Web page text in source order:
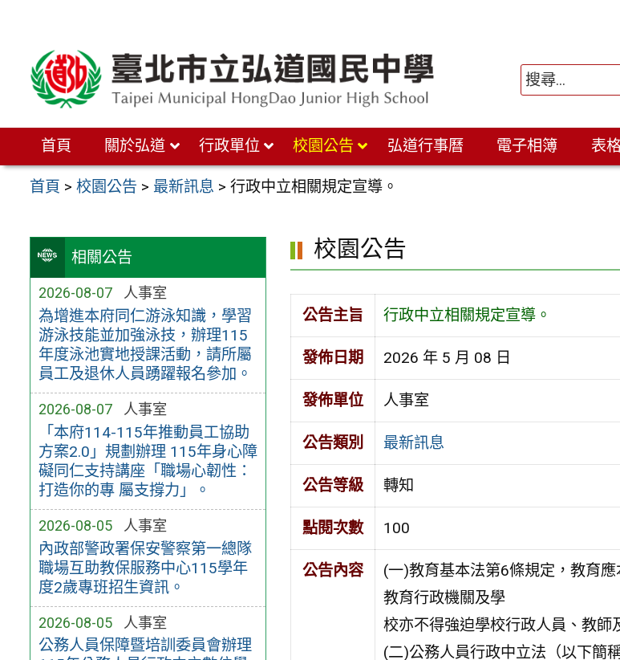
首頁 關於弘道 行政單位 校園公告 弘道行事曆 電子相簿 表
首頁 >校園公告 > 最新訊息 >行政中立相關規定宣導。
相關公告
2026-08-07 人事室
為增進本府同仁游泳知識，學習
游泳技能並加強泳技，辦理115
年度泳池實地授課活動，請所屬
員工及退休人員踴躍報名參加。
2026-08-07 人事室
「本府114-115年推動員工協助
方案2.0」規劃辦理 115年身心障
礙同仁支持講座「職場心韌性：
打造你的專 屬支撐力」。
2026-08-05 人事室
內政部警政署保安警察第一總隊
職場互助教保服務中心115學年
度2歲專班招生資訊。
2026-08-05 人事室
公務人員保障暨培訓委員會辦理
校園公告
公告主旨 行政中立相關規定宣導。
發佈日期 2026 年 5 月 08 日
發佈單位 人事室
公告類別 最新訊息
公告等級 轉知
點閱次數 100
公告內容
(一)教育基本法第6條規定，教育
教育行政機關及學
校亦不得強迫學校行政人員、教師
(二)公務人員行政中立法（以下簡